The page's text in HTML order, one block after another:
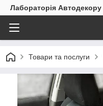
Лабораторія Автодекору
Товари та послуги